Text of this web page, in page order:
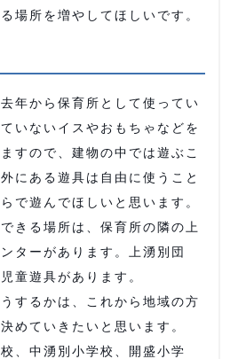
場所を増やしてほしいです。
年から保育所として使ってい
いないイスやおもちゃなどを
すので、建物の中では遊ぶこ
にある遊具は自由に使うこと
で遊んでほしいと思います。
きる場所は、保育所の隣の上
ターがあります。上湧別団
童遊具があります。
するかは、これから地域の方
めていきたいと思います。
、中湧別小学校、開盛小学